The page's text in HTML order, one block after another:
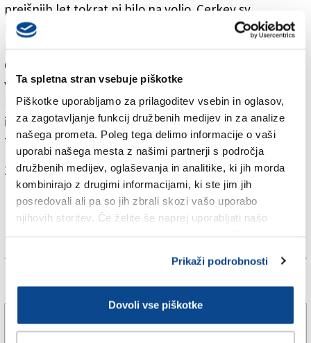
Ta spletna stran vsebuje piškotke
Piškotke uporabljamo za prilagoditev vsebin in oglasov,
za zagotavljanje funkcij družbenih medijev in za analize
našega prometa. Poleg tega delimo informacije o vaši
uporabi našega mesta z našimi partnerji s področja
družbenih medijev, oglaševanja in analitike, ki jih morda
kombinirajo z drugimi informacijami, ki ste jim jih
posredovali ali pa so jih zbrali skozi vašo uporabo
njihovih storitev. Če želite še naprej uporabljati našo
Prikaži podrobnosti
Dovoli vse piškotke
prejšnjih let tokrat ni bilo na voljo. Cerkev sv.
Lovrenca je vsekakor Slovencem domača, saj so v
preteklosti tam potekale tudi slovenske maše.
Običaj je, da kresovanje pospremijo z razstavo malih
vencev iz okoliških rastlin in trav. Letos jih je na ogled
bilo šest, izdelale pa so jih Silvana Orel, Slava Foccaro
in Paola Lavrenčič iz Štarancana, Sonja Božič iz Tržiča
ter Štefanja Pahor in Anuška Nardini z Ronk.
Za branje in pisanje komentarjevje potrebna prijava
Več novic
Karabinjerji preprečili tragedijo